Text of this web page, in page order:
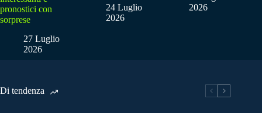
pronostici con
sorprese
27 Luglio
2026
24 Luglio
2026
2026
Di tendenza